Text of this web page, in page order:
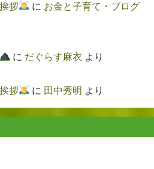
拶 に お金と子育て・ブログ
に だぐらす麻衣 より
拶 に 田中秀明 より